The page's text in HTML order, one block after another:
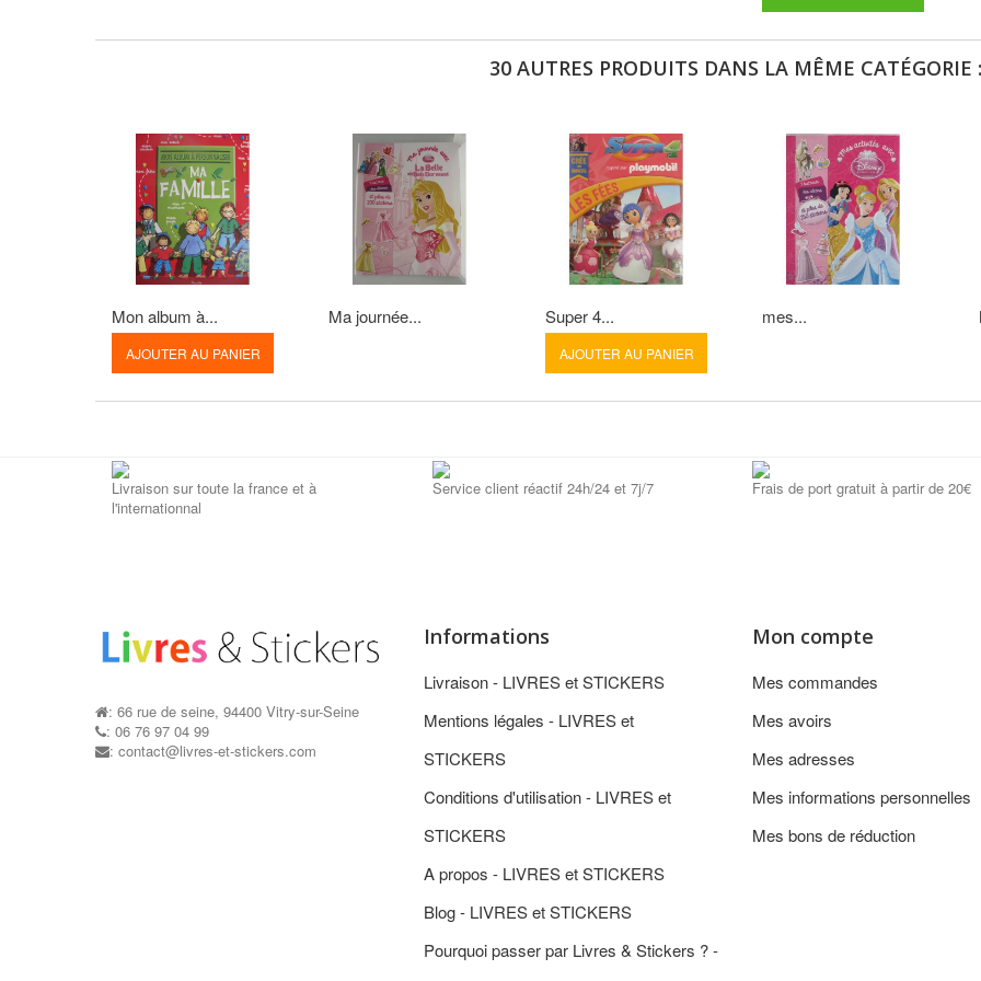
30 AUTRES PRODUITS DANS LA MÊME CATÉGORIE :
Mon album à...
AJOUTER AU PANIER
Ma journée... Super 4...
AJOUTER AU PANIER
mes...
Livraison sur toute la france et à
l'internationnal
Service client réactif 24h/24 et 7j/7 Frais de port gratuit à partir de 20€
: 66 rue de seine, 94400 Vitry-sur-Seine
: 06 76 97 04 99
: contact@livres-et-stickers.com
Informations
Livraison - LIVRES et STICKERS
Mentions légales - LIVRES et
STICKERS
Conditions d'utilisation - LIVRES et
STICKERS
A propos - LIVRES et STICKERS
Blog - LIVRES et STICKERS
Pourquoi passer par Livres & Stickers ? -
Mon compte
Mes commandes
Mes avoirs
Mes adresses
Mes informations personnelles
Mes bons de réduction